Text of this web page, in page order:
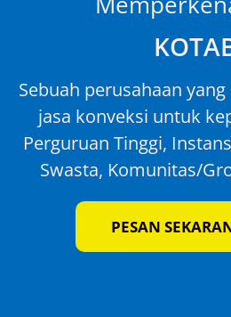
Sebuah perusahaan
jasa konveksi untuk
Perguruan Tinggi,
Swasta, Komunitas/
PESAN